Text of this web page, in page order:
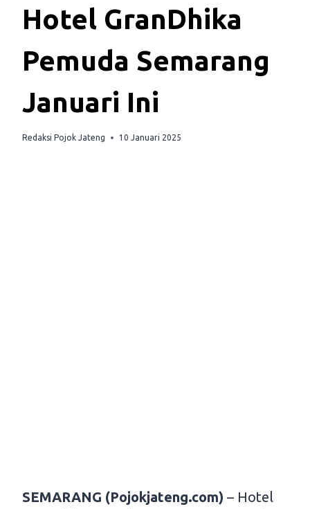
Hotel GranDhika
Pemuda Semarang
Januari Ini
Redaksi Pojok Jateng 10 Januari 2025
SEMARANG (Pojokjateng.com) – Hotel